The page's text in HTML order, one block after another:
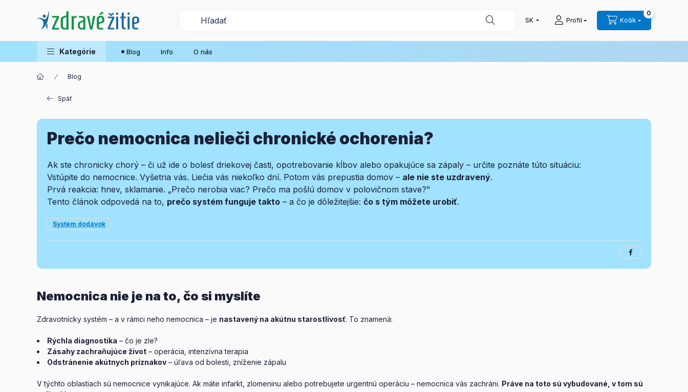
Profil Košík
0
Kategórie Blog Info O nás
Blog
Späť
Prečo nemocnica nelieči chronické ochorenia?
Ak ste chronicky chorý – či už ide o bolesť driekovej časti, opotrebovanie kĺbov alebo opakujúce sa zápaly – určite poznáte túto situáciu:
Vstúpite do nemocnice. Vyšetria vás. Liečia vás niekoľko dní. Potom vás prepustia domov – ale nie ste uzdravený.
Prvá reakcia: hnev, sklamanie. „Prečo nerobia viac? Prečo ma pošlú domov v polovičnom stave?"
Tento článok odpovedá na to, prečo systém funguje takto – a čo je dôležitejšie: čo s tým môžete urobiť.
Systém dodávok
Nemocnica nie je na to, čo si myslíte
Zdravotnícky systém – a v rámci neho nemocnica – je nastavený na akútnu starostlivosť. To znamená:
Rýchla diagnostika – čo je zle?
Zásahy zachraňujúce život – operácia, intenzívna terapia
Odstránenie akútnych príznakov – úľava od bolesti, zníženie zápalu
V týchto oblastiach sú nemocnice vynikajúce. Ak máte infarkt, zlomeninu alebo potrebujete urgentnú operáciu – nemocnica vás zachráni. Práve na toto sú vybudované, v tom sú